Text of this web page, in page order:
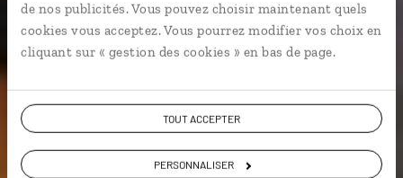
de nos publicités. Vous pouvez choisir maintenant quels
cookies vous acceptez. Vous pourrez modifier vos choix en
cliquant sur « gestion des cookies » en bas de page.
TOUT ACCEPTER
PERSONNALISER
Voyager à l’essentiel
VOIR LA GALERIE PHOTOS